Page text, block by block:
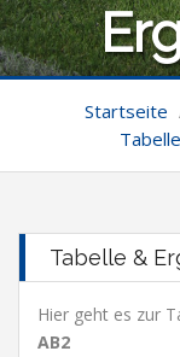
Startseite
Tabelle &
Hier geht es zur
AB2